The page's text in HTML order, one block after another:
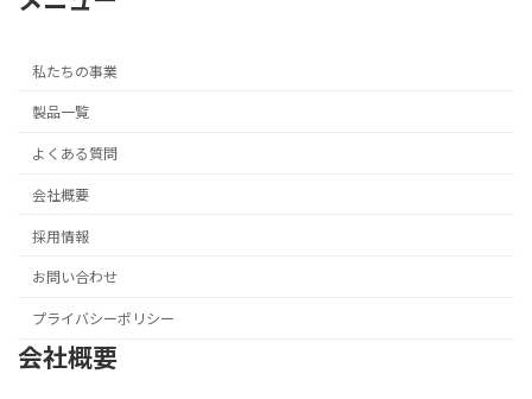
私たちの事業
製品一覧
よくある質問
会社概要
採用情報
お問い合わせ
プライバシーポリシー
会社概要